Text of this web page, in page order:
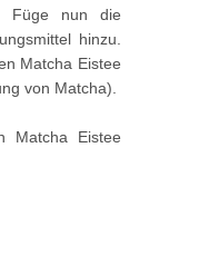
Füge nun die
hinzu.
Matcha Eistee
von Matcha).
Matcha Eistee